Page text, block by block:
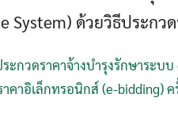
System) ด้วยวิธีประกว
ะกวดราคาจ้างบำรุงรักษาระบ
คาอิเล็กทรอนิกส์ (e-bidding) ค